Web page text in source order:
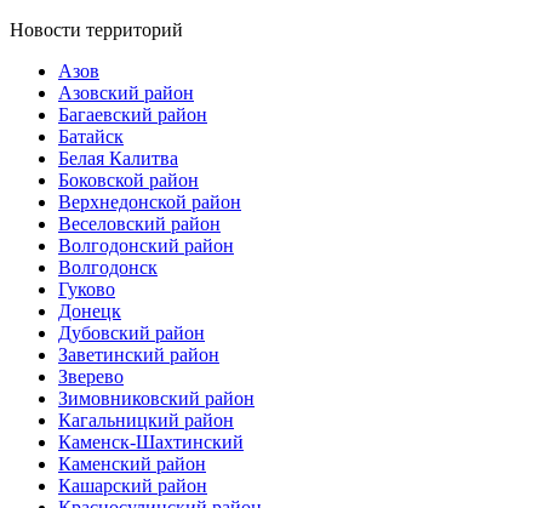
Новости территорий
Азов
Азовский район
Багаевский район
Батайск
Белая Калитва
Боковской район
Верхнедонской район
Веселовский район
Волгодонский район
Волгодонск
Гуково
Донецк
Дубовский район
Заветинский район
Зверево
Зимовниковский район
Кагальницкий район
Каменск-Шахтинский
Каменский район
Кашарский район